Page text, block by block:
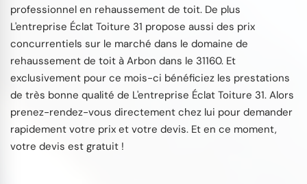
professionnel en rehaussement de toit. De plus
L'entreprise Éclat Toiture 31 propose aussi des prix
concurrentiels sur le marché dans le domaine de
rehaussement de toit à Arbon dans le 31160. Et
exclusivement pour ce mois-ci bénéficiez les prestations
de très bonne qualité de L'entreprise Éclat Toiture 31. Alors
prenez-rendez-vous directement chez lui pour demander
rapidement votre prix et votre devis. Et en ce moment,
votre devis est gratuit !